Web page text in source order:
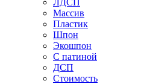
Массив
Пластик
Шпон
Экошпон
С патиной
ДСП
Стоимость